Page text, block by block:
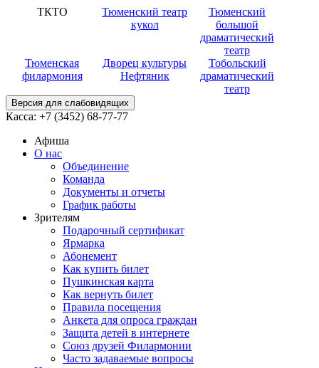
ТКТО
Тюменский театр
кукол
Тюменский
большой
драматический
театр
Тюменская
филармония
Дворец культуры
Нефтяник
Тобольский
драматический
театр
Версия для слабовидящих
Касса: +7 (3452) 68-77-77
Афиша
О нас
Объединение
Команда
Документы и отчеты
График работы
Зрителям
Подарочный сертификат
Ярмарка
Абонемент
Как купить билет
Пушкинская карта
Как вернуть билет
Правила посещения
Анкета для опроса граждан
Защита детей в интернете
Союз друзей Филармонии
Часто задаваемые вопросы